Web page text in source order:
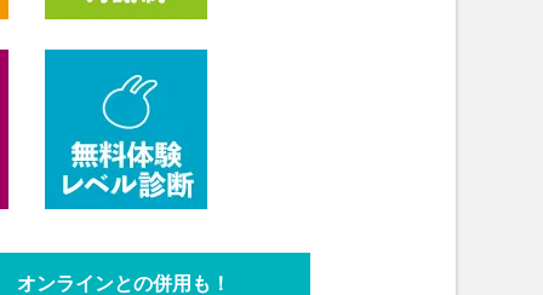
オンラインとの併用も！